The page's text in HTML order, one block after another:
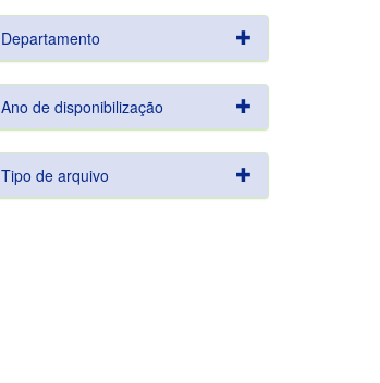
Departamento
Ano de disponibilização
Tipo de arquivo